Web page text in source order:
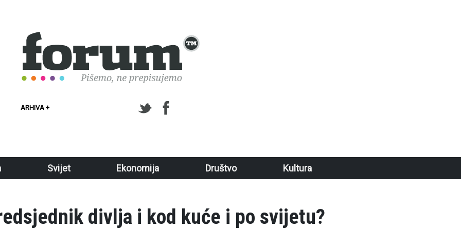
ARHIVA +
Svijet Ekonomija Društvo Kultura
divlja i kod kuće i po svijetu?